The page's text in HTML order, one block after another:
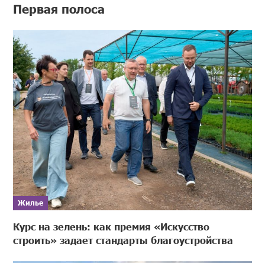
Первая полоса
Жилье
Курс на зелень: как премия «Искусство
строить» задает стандарты благоустройства